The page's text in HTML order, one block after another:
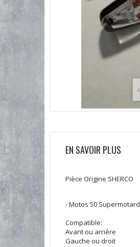
EN SAVOIR PLUS
Pièce Origine SHERCO
- Motos 50 Supermotard
Compatible:
Avant ou arrière
Gauche ou droit